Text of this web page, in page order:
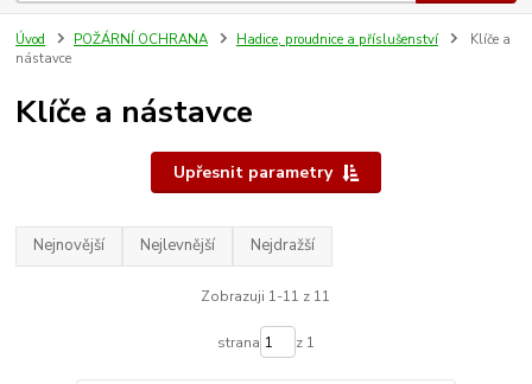
Úvod POŽÁRNÍ OCHRANA Hadice, proudnice a příslušenství
Klíče a
nástavce
Klíče a nástavce
Upřesnit parametry
Nejnovější Nejlevnější Nejdražší
Zobrazuji 1-11 z 11
strana z 1